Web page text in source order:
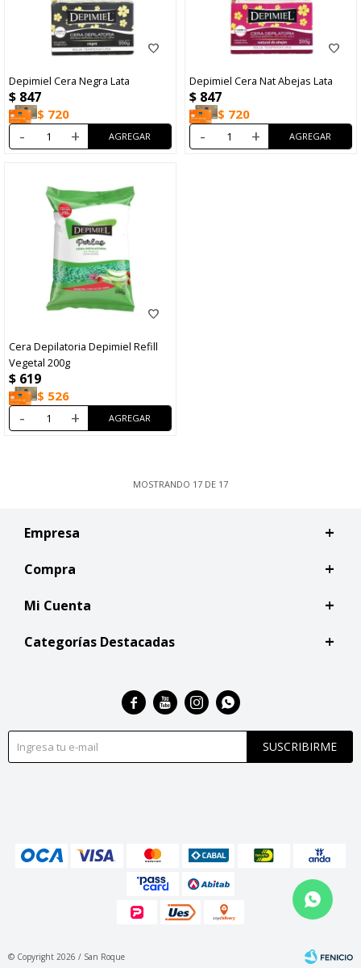
Depimiel Cera Negra Lata
$ 847
$ 720
- +
Depimiel Cera Nat Abejas Lata
$ 847
$ 720
- +
Cera Depilatoria Depimiel Refill
Vegetal 200g
$ 619
$ 526
- +
MOSTRANDO 17 DE 17
Empresa
Compra
Mi Cuenta
Categorías Destacadas
SUSCRIBIRME
   
© Copyright 2026 / San Roque